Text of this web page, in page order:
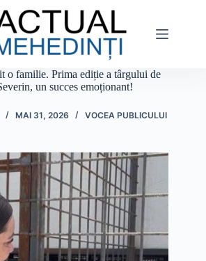
o familie. Prima ediție a târgului de
un succes emoționant!
MAI 31, 2026 VOCEA PUBLICULUI